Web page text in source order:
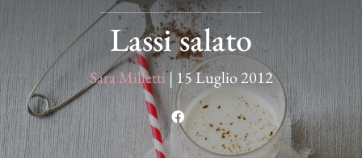
Lassi salato
Sara Milletti|15 Luglio 2012